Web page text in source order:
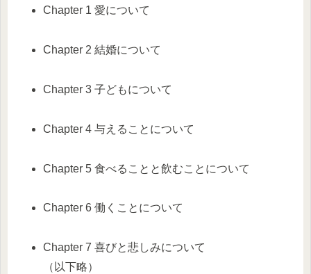
Chapter 1 愛について
Chapter 2 結婚について
Chapter 3 子どもについて
Chapter 4 与えることについて
Chapter 5 食べることと飲むことについて
Chapter 6 働くことについて
Chapter 7 喜びと悲しみについて
（以下略）